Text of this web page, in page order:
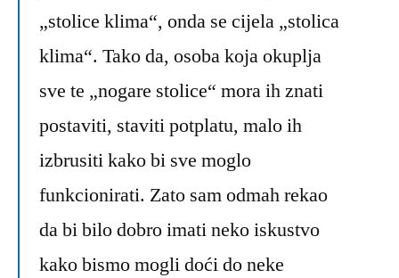
„stolice klima“, onda se cijela „stolica
klima“. Tako da, osoba koja okuplja
sve te „nogare stolice“ mora ih znati
postaviti, staviti potplatu, malo ih
izbrusiti kako bi sve moglo
funkcionirati. Zato sam odmah rekao
da bi bilo dobro imati neko iskustvo
kako bismo mogli doći do neke